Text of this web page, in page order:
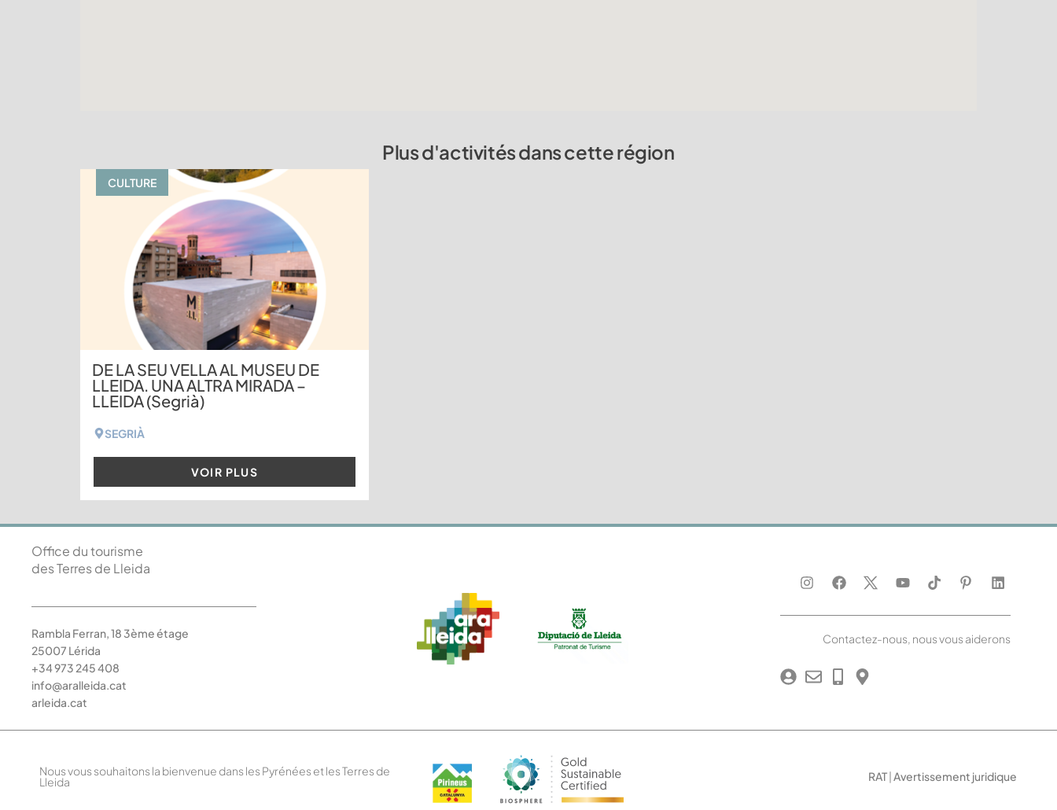
Plus d'activités dans cette région
CULTURE
DE LA SEU VELLA AL MUSEU DE
LLEIDA. UNA ALTRA MIRADA –
LLEIDA (Segrià)
SEGRIÀ
VOIR PLUS
Office du tourisme
des Terres de Lleida
Rambla Ferran, 18 3ème étage
25007 Lérida
+34 973 245 408
info@aralleida.cat
arleida.cat
Contactez-nous, nous vous aiderons
Nous vous souhaitons la bienvenue dans les Pyrénées et les Terres de
Lleida RAT|Avertissement juridique